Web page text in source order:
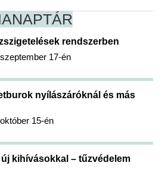
NAPTÁR
rendszerben
17-én
nyílászáróknál és más
15-én
kihívásokkal – tűzvédelem